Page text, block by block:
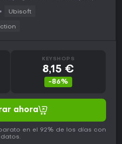
Ubisoft
KEYSHOPS
8,15 €
-86%
ahora
en el 92% de los días con
datos.